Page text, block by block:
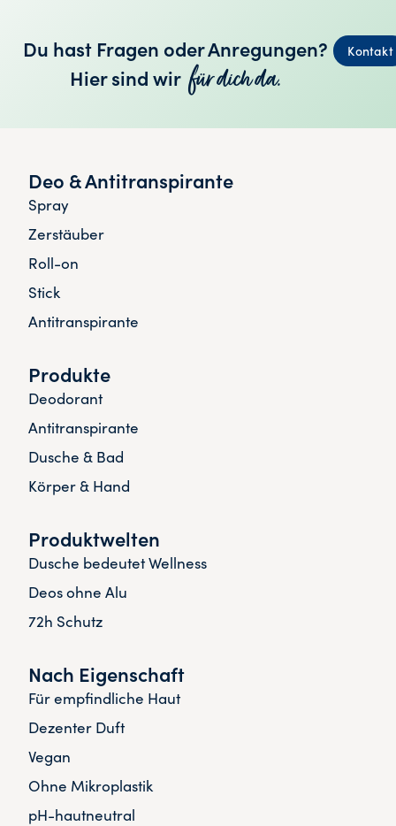
Du hast Fragen oder Anregungen?
Hier sind wir für dich da.
Kontakt
Deo & Antitranspirante
Spray
Zerstäuber
Roll-on
Stick
Antitranspirante
Produkte
Deodorant
Antitranspirante
Dusche & Bad
Körper & Hand
Produktwelten
Dusche bedeutet Wellness
Deos ohne Alu
72h Schutz
Nach Eigenschaft
Für empfindliche Haut
Dezenter Duft
Vegan
Ohne Mikroplastik
pH-hautneutral